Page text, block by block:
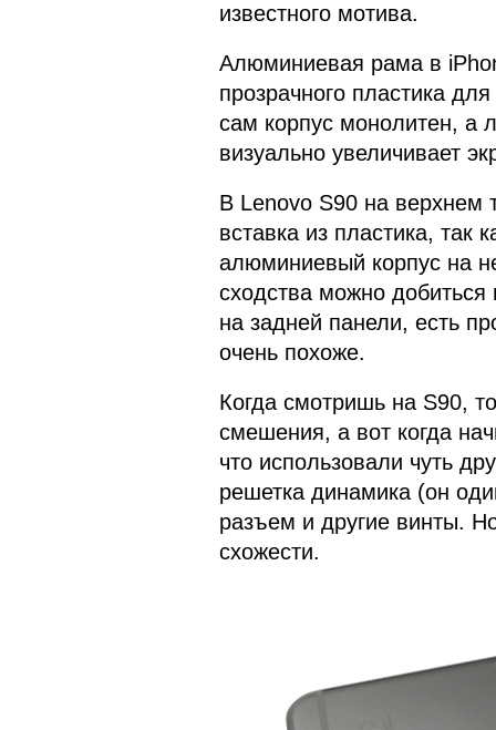
известного мотива.
Алюминиевая рама в
прозрачного пластика
сам корпус монолитен, а
визуально увеличивает
В Lenovo S90 на верхнем
вставка из пластика,
алюминиевый корпус на
сходства можно
на задней панели, есть
очень похоже.
Когда смотришь на S90,
смешения, а вот когда
что использовали чуть
решетка динамика (он
разъем и другие винты.
схожести.